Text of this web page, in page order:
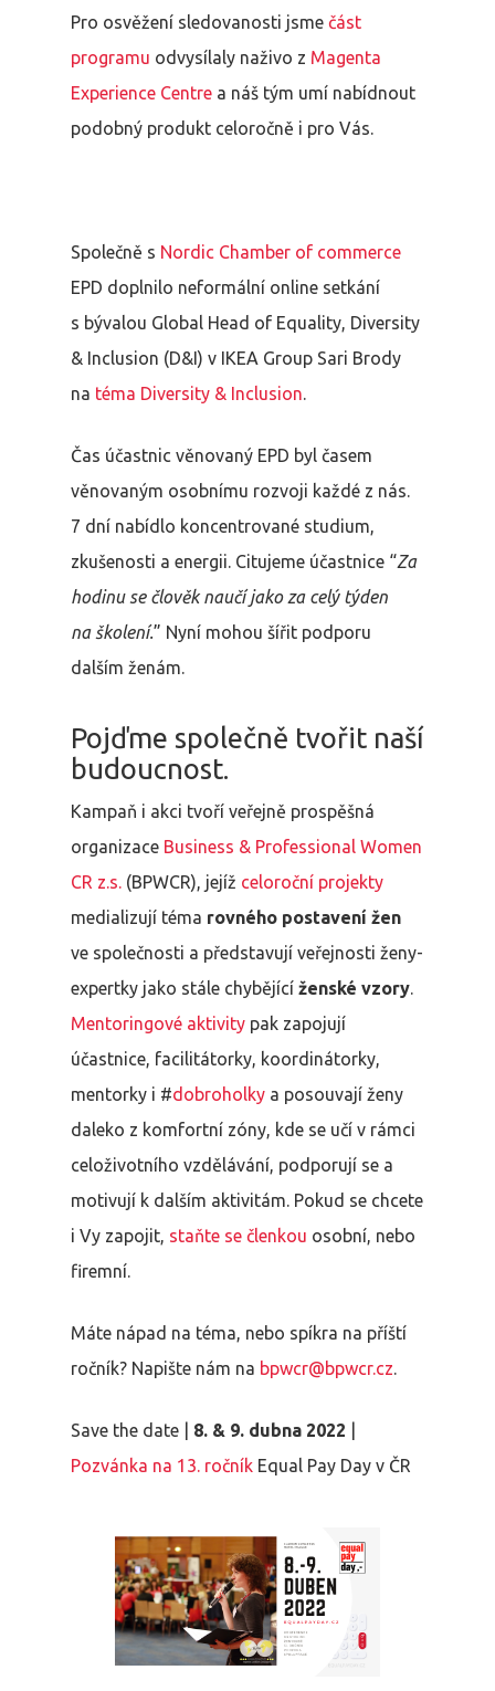
Pro osvěžení sledovanosti jsme část
programu odvysílaly naživo z Magenta
Experience Centre a náš tým umí nabídnout
podobný produkt celoročně i pro Vás.
Společně s Nordic Chamber of commerce
EPD doplnilo neformální online setkání
s bývalou Global Head of Equality, Diversity
& Inclusion (D&I) v IKEA Group Sari Brody
na téma Diversity & Inclusion.
Čas účastnic věnovaný EPD byl časem
věnovaným osobnímu rozvoji každé z nás.
7 dní nabídlo koncentrované studium,
zkušenosti a energii. Citujeme účastnice “Za
hodinu se člověk naučí jako za celý týden
na školení.” Nyní mohou šířit podporu
dalším ženám.
Pojďme společně tvořit naší
budoucnost.
Kampaň i akci tvoří veřejně prospěšná
organizace Business & Professional Women
CR z.s. (BPWCR), jejíž celoroční projekty
medializují téma rovného postavení žen
ve společnosti a představují veřejnosti ženy-
expertky jako stále chybějící ženské vzory.
Mentoringové aktivity pak zapojují
účastnice, facilitátorky, koordinátorky,
mentorky i #dobroholky a posouvají ženy
daleko z komfortní zóny, kde se učí v rámci
celoživotního vzdělávání, podporují se a
motivují k dalším aktivitám. Pokud se chcete
i Vy zapojit, staňte se členkou osobní, nebo
firemní.
Máte nápad na téma, nebo spíkra na příští
ročník? Napište nám na bpwcr@bpwcr.cz.
Save the date | 8. & 9. dubna 2022
Pozvánka na 13. ročník Equal Pay Day v ČR